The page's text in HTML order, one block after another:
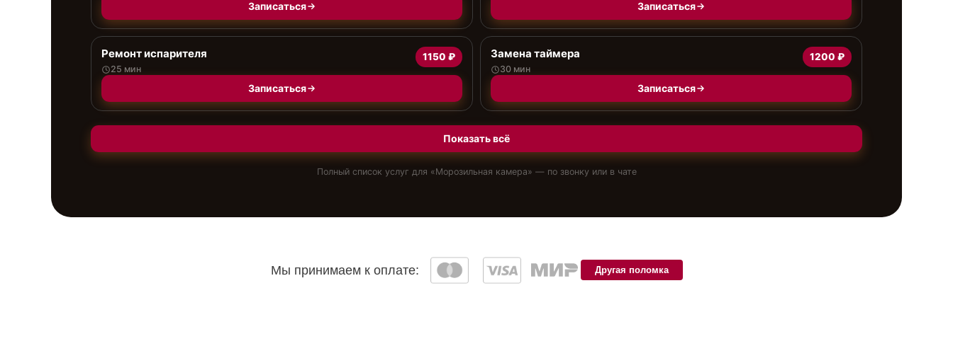
Записаться Записаться
Ремонт испарителя
25 мин
1150 ₽
Записаться
Замена таймера
30 мин
1200 ₽
Записаться
Показать всё
Полный список услуг для «Морозильная камера» — по звонку или в чате
Мы принимаем к оплате: Другая поломка